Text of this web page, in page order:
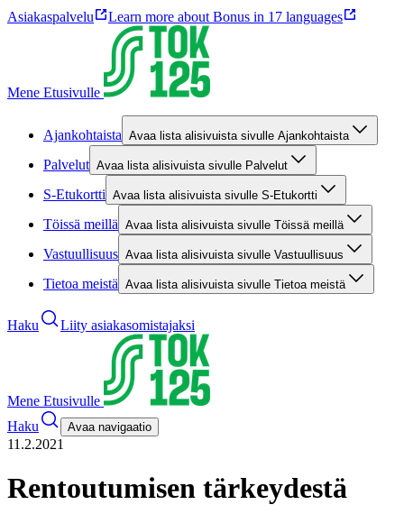
Asiakaspalvelu Learn more about Bonus in 17 languages
Mene Etusivulle
Ajankohtaista Avaa lista alisivuista sivulle Ajankohtaista
Palvelut Avaa lista alisivuista sivulle Palvelut
S-Etukortti Avaa lista alisivuista sivulle S-Etukortti
Töissä meillä Avaa lista alisivuista sivulle Töissä meillä
Vastuullisuus Avaa lista alisivuista sivulle Vastuullisuus
Tietoa meistä Avaa lista alisivuista sivulle Tietoa meistä
Haku Liity asiakasomistajaksi
Mene Etusivulle
Haku
Avaa navigaatio
11.2.2021
Rentoutumisen tärkeydestä